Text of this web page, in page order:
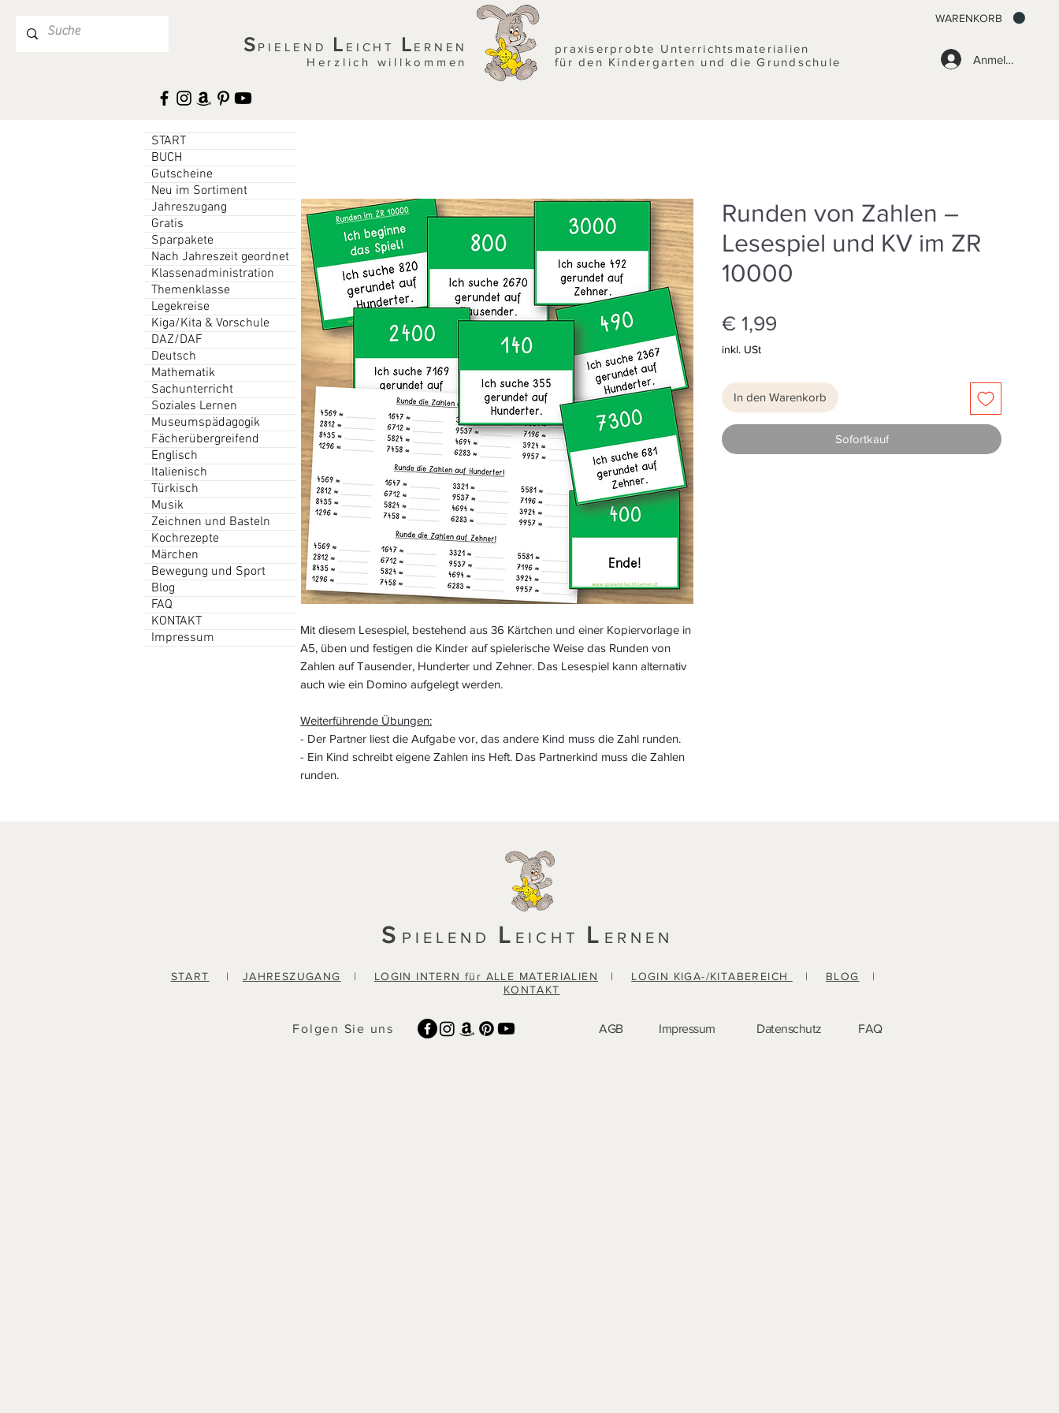
Anmelden
WARENKORB
S PIELEND L EICHT L ERNEN
Herzlich willkommen
praxiserprobte Unterrichtsmaterialien
für den Kindergarten und die Grundschule
Mit diesem Lesespiel, bestehend aus 36 Kärtchen und einer Kopiervorlage in
A5, üben und festigen die Kinder auf spielerische Weise das Runden von
Zahlen auf Tausender, Hunderter und Zehner. Das Lesespiel kann alternativ
auch wie ein Domino aufgelegt werden.
Weiterführende Übungen:
- Der Partner liest die Aufgabe vor, das andere Kind muss die Zahl runden.
- Ein Kind schreibt eigene Zahlen ins Heft. Das Partnerkind muss die Zahlen
runden.
Runden von Zahlen –
Lesespiel und KV im ZR
10000
€ 1,99
inkl. USt
In den Warenkorb
Sofortkauf
START
BUCH
Gutscheine
Neu im Sortiment
Jahreszugang
Gratis
Sparpakete
Nach Jahreszeit geordnet
Klassenadministration
Themenklasse
Legekreise
Kiga/Kita & Vorschule
DAZ/DAF
Deutsch
Mathematik
Sachunterricht
Soziales Lernen
Museumspädagogik
Fächerübergreifend
Englisch
Italienisch
Türkisch
Musik
Zeichnen und Basteln
Kochrezepte
Märchen
Bewegung und Sport
Blog
FAQ
KONTAKT
Impressum
S PIELEND L EICHT L ERNEN
START | JAHRESZUGANG | LOGIN INTERN für ALLE MATERIALIEN | LOGIN KIGA-/KITABEREICH | BLOG
|
KONTAKT
Folgen Sie uns AGB Impressum Datenschutz FAQ